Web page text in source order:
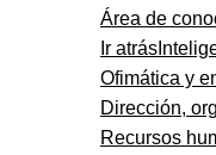
Área de
Ir atrás
Ofimática y
Dirección,
Recursos